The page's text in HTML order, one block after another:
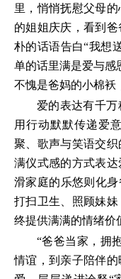
里，悄悄抚慰父母
的姐姐庆庆，看到
朴的话语告白“我想
单的话里满是爱与感
不愧是爸妈的小棉袄
爱的表达有千
用行动默默传递爱
聚、歌声与笑语交
满仪式感的方式表
滑家庭的乐悠则化
打扫卫生、照顾妹
终提供满满的情绪价
“爸爸当家，拥
情谊，到亲子陪伴